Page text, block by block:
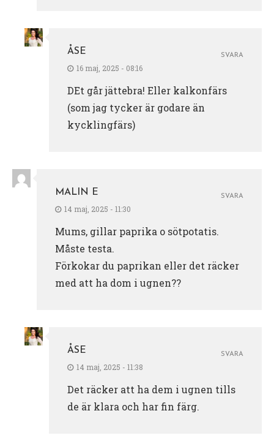
ÅSE
16 maj, 2025 - 08:16
DEt går jättebra! Eller kalkonfärs
(som jag tycker är godare än
kycklingfärs)
SVARA
MALIN E
14 maj, 2025 - 11:30
Mums, gillar paprika o sötpotatis.
Måste testa.
Förkokar du paprikan eller det räcker
med att ha dom i ugnen??
SVARA
ÅSE
14 maj, 2025 - 11:38
Det räcker att ha dem i ugnen tills
de är klara och har fin färg.
SVARA